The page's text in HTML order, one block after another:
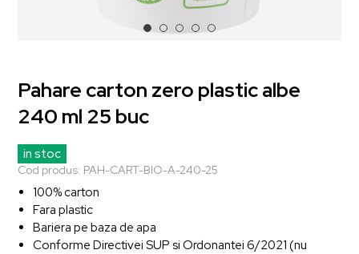
Pahare carton zero plastic albe
240 ml 25 buc
in stoc
Cod produs: PAH-CART-BIO-A-240-25
100% carton
Fara plastic
Bariera pe baza de apa
Conforme Directivei SUP si Ordonantei 6/2021 (nu